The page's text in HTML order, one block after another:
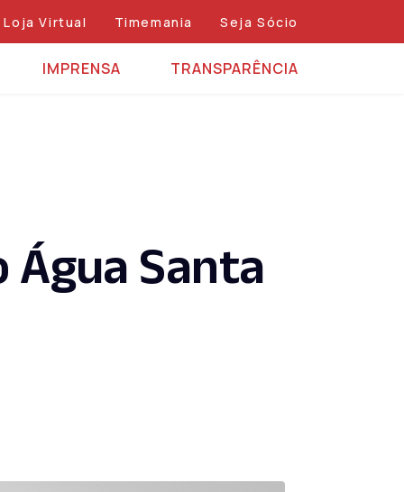
Loja Virtual Timemania Seja Sócio
IMPRENSA TRANSPARÊNCIA
Água Santa